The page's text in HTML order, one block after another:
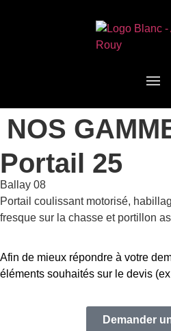
NOS
Portail 25
Ballay 08
Portail coulissant motorisé,
fresque sur la chasse et portillon
Afin de mieux répondre à votre
éléments souhaités sur le devis
Demander